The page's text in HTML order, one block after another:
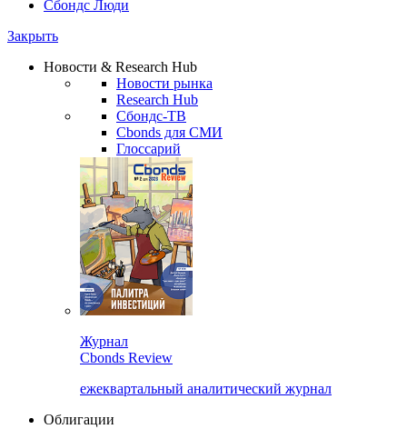
Watchlist
Сбондс Люди
Новости & Research Hub
Новости рынка
Research Hub
Сбондс-ТВ
Cbonds для СМИ
Глоссарий
Cbonds Review